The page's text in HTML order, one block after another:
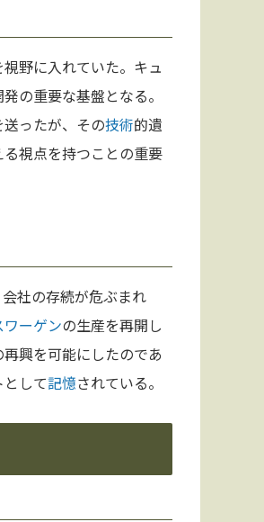
野に入れていた。キュ
の重要な基盤となる。
ったが、その技術的遺
る視点を持つことの重要
社の存続が危ぶまれ
ーゲンの生産を再開し
再興を可能にしたのであ
して記憶されている。